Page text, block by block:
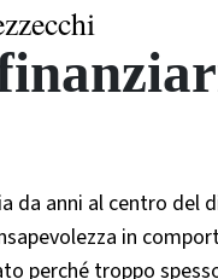
da anni al centro
in
perché troppo